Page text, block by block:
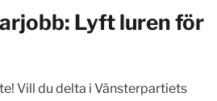
Lyft luren för
Vill du delta i Vänsterpartiets